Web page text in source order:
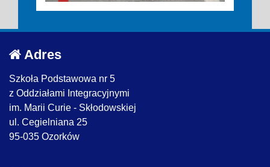
Adres
Szkoła Podstawowa nr 5
z Oddziałami Integracyjnymi
im. Marii Curie - Skłodowskiej
ul. Cegielniana 25
95-035 Ozorków